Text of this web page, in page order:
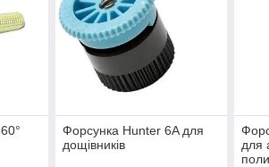
Форсунка Hunter 6A для
дощівників
для